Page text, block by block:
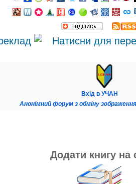
Вхід в УЧАН
Анонімний форум з обміну
Додати книгу на